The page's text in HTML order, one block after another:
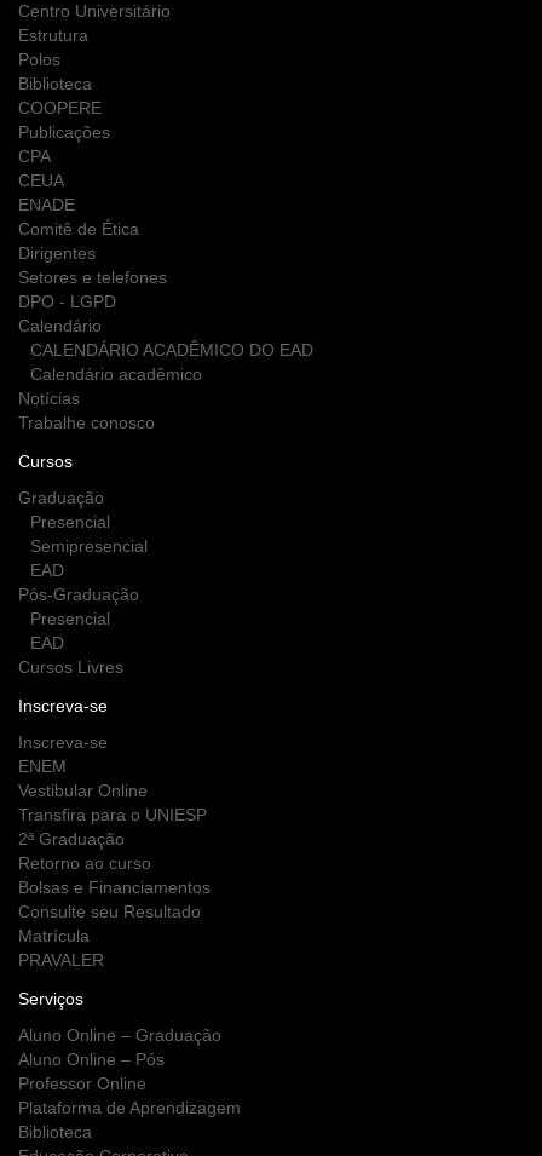
Centro Universitário
Estrutura
Polos
Biblioteca
COOPERE
Publicações
CPA
CEUA
ENADE
Comitê de Ética
Dirigentes
Setores e telefones
DPO - LGPD
Calendário
CALENDÁRIO ACADÊMICO DO EAD
Calendário acadêmico
Notícias
Trabalhe conosco
Cursos
Graduação
Presencial
Semipresencial
EAD
Pós-Graduação
Presencial
EAD
Cursos Livres
Inscreva-se
Inscreva-se
ENEM
Vestibular Online
Transfira para o UNIESP
2ª Graduação
Retorno ao curso
Bolsas e Financiamentos
Consulte seu Resultado
Matrícula
PRAVALER
Serviços
Aluno Online – Graduação
Aluno Online – Pós
Professor Online
Plataforma de Aprendizagem
Biblioteca